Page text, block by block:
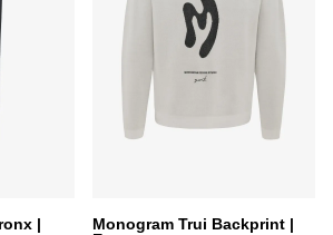
|
Monogram Trui Backprint |